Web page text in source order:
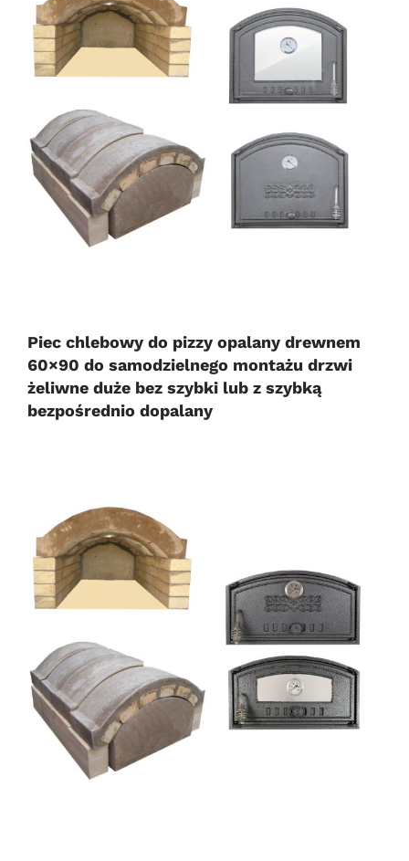
Piec chlebowy do pizzy opalany drewnem
60×90 do samodzielnego montażu drzwi
żeliwne duże bez szybki lub z szybką
bezpośrednio dopalany